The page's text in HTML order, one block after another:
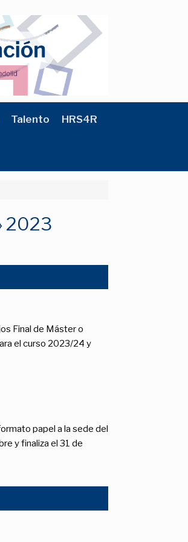
Talento HRS4R
2023
Final de Máster o
el curso 2023/24 y
papel a la sede del
y ­finaliza el 31 de